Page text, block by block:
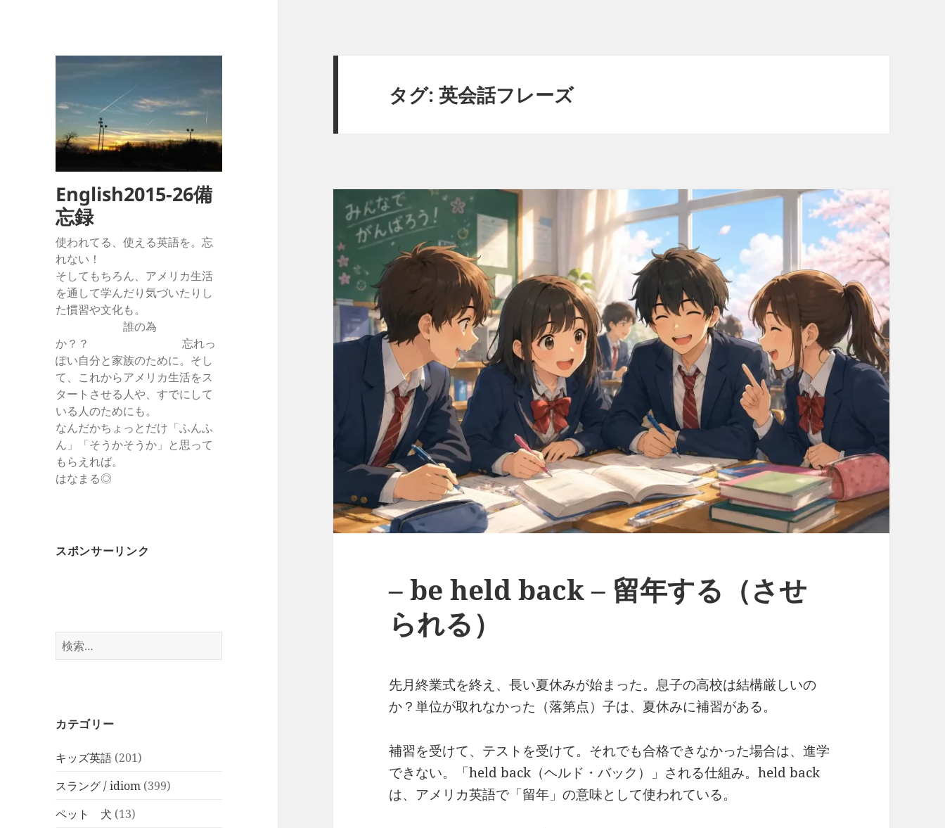
English2015-26備
忘録
使われてる、使える英語を。忘
れない！
そしてもちろん、アメリカ生活
を通して学んだり気づいたりし
た慣習や文化も。
誰の為
か？？ 忘れっ
ぽい自分と家族のために。そし
て、これからアメリカ生活をス
タートさせる人や、すでにして
いる人のためにも。
なんだかちょっとだけ「ふんふ
ん」「そうかそうか」と思って
もらえれば。
はなまる◎
スポンサーリンク
検
索:
カテゴリー
キッズ英語 (201)
スラング / idiom (399)
ペット 犬 (13)
タグ:英会話フレーズ
– be held back – 留年する（させ
られる）
先月終業式を終え、長い夏休みが始まった。息子の高校は結構厳しいの
か？単位が取れなかった（落第点）子は、夏休みに補習がある。
補習を受けて、テストを受けて。それでも合格できなかった場合は、進学
できない。「held back（ヘルド・バック）」される仕組み。held back
は、アメリカ英語で「留年」の意味として使われている。